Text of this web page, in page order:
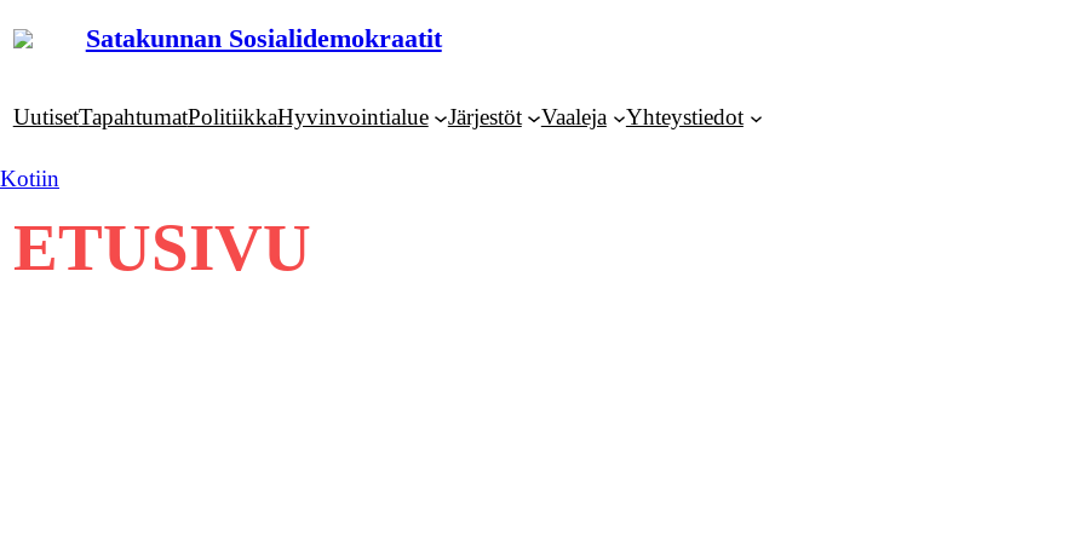
sisältöön
Satakunnan Sosialidemokraatit
UutisetTapahtumatPolitiikkaHyvinvointialue Järjestöt Vaaleja Yhteystiedot
Kotiin
ETUSIVU